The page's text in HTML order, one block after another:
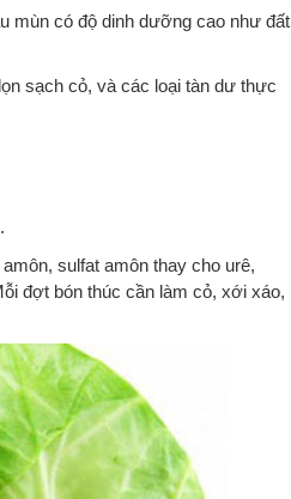
mùn có độ dinh dưỡng cao như đất
sạch cỏ, và các loại tàn dư thực
sulfat amôn thay cho urê,
đợt bón thúc cần làm cỏ, xới xáo,